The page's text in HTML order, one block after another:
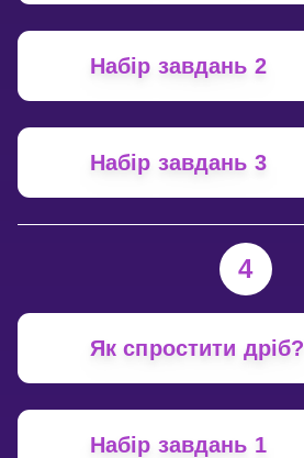
Набір завдань 2
Набір завдань 3
4
Як спростити дріб?
Набір завдань 1